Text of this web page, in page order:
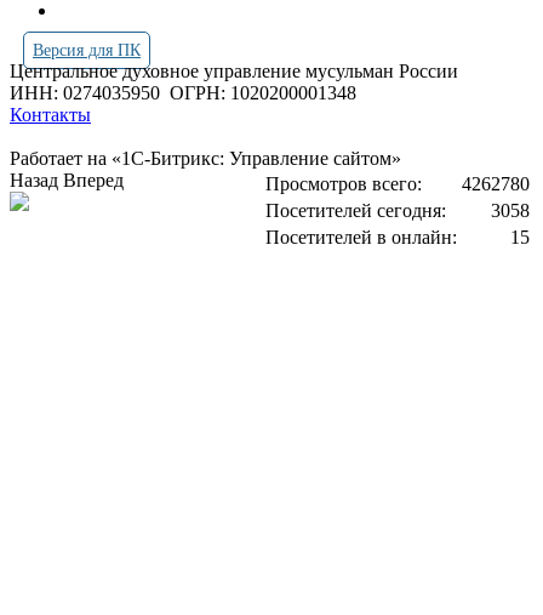
Версия для ПК
Центральное духовное управление мусульман России
ИНН: 0274035950 ОГРН: 1020200001348
Контакты
Работает на «1С-Битрикс: Управление сайтом»
Просмотров всего:
4262780
Посетителей сегодня:
3058
Посетителей в онлайн:
15
Назад Вперед